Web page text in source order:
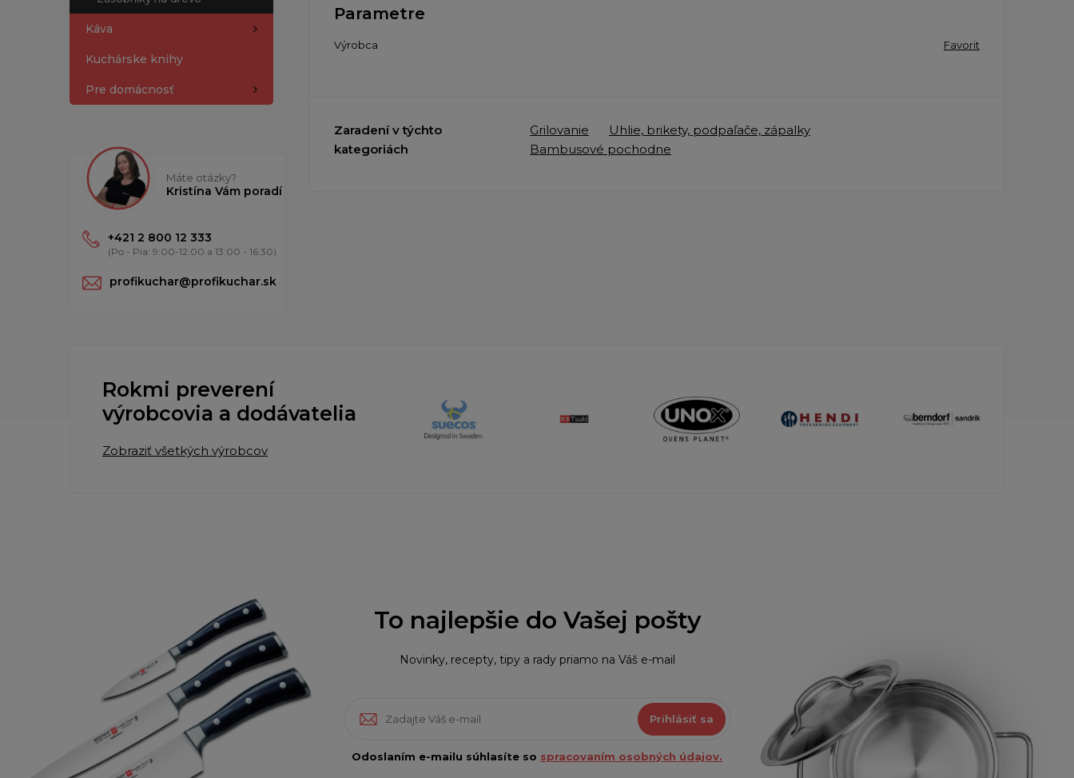
Káva
Kuchárske knihy
Pre domácnosť
Máte otázky?
Kristína Vám poradí
+421 2 800 12 333
(Po - Pia: 9:00-12:00 a 13:00 - 16:30)
profikuchar@profikuchar.sk
Parametre
Výrobca Favorit
Zaradení v týchto
kategoriách
Grilovanie
Uhlie, brikety, podpaľače, zápalky
Bambusové pochodne
Rokmi preverení
výrobcovia a dodávatelia
Zobraziť všetkých výrobcov
To najlepšie do Vašej pošty
Novinky, recepty, tipy a rady priamo na Váš e-mail
Prihlásiť sa
Odoslaním e-mailu súhlasíte so spracovaním osobných údajov.